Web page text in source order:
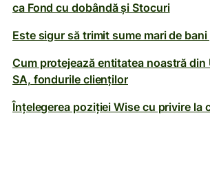
ca Fond cu dobândă și Stocuri
Este sigur să trimit sume mari de
Cum protejează entitatea noastră din
SA, fondurile clienților
Înțelegerea poziției Wise cu privire la